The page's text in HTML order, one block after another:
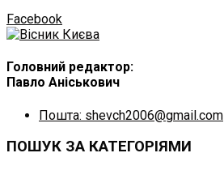
Facebook
Головний редактор:
Павло Аніськович
Пошта: shevch2006@gmail.com
ПОШУК ЗА КАТЕГОРІЯМИ